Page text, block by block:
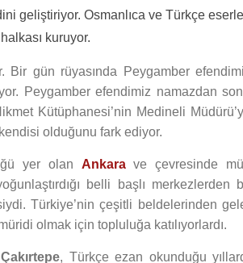
geliştiriyor. Osmanlıca ve Türkçe
kuruyor.
Bir gün rüyasında Peygamber
Peygamber efendimiz namazdan
Kütüphanesi’nin Medineli
olduğunu fark ediyor.
yer olan Ankarave çevresinde
belli başlı merkezlerden
Türkiye’nin çeşitli beldelerinden
olmak için topluluğa katılıyorlardı.
, Türkçe ezan okunduğu